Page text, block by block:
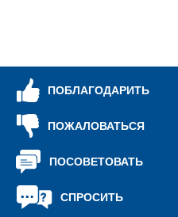
ПОБЛАГОДАРИТЬ
ПОЖАЛОВАТЬСЯ
ПОСОВЕТОВАТЬ
СПРОСИТЬ